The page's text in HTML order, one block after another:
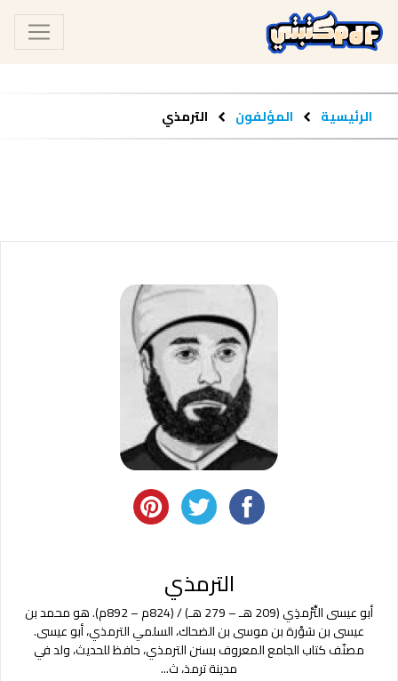
الرئيسية المؤلفون الترمذي
الترمذي
أبو عيسى التِّرْمذِي (209 هـ – 279 هـ) / (824م – 892م). هو محمد بن
عيسى بن سَوْرة بن موسى بن الضحاك، السلمي الترمذي، أبو عيسى.
مصنّف كتاب الجامع المعروف بسنن الترمذي، حافظ للحديث، ولد في
مدينة ترمذ، ث...